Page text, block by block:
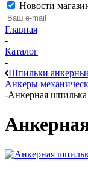
Новости
Главная
-
Каталог
-
Шпильки
Анкеры
-Анкерная